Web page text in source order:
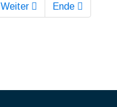
Weiter Ende